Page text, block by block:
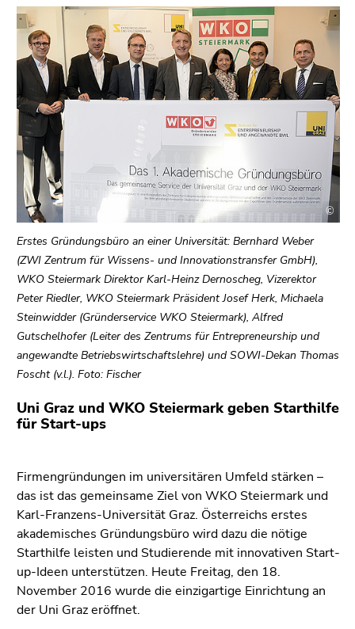
Sie diesen
Link.
Zum
Inhalt
(Zugriffstaste
1)
Zur
Positionsanzeige
(Zugriffstaste
2)
Zur
Hauptnavigation
(Zugriffstaste
3)
Zu
den
Zusatzinformationen
(Zugriffstaste
5)
Zu
den
Seiteneinstellungen
(Zugriffstaste
8)
Zur
Suche
(Zugriffstaste
9)
Seitenbereiche
©
Erstes Gründungsbüro an einer Universität: Bernhard Weber
(ZWI Zentrum für Wissens- und Innovationstransfer GmbH),
WKO Steiermark Direktor Karl-Heinz Dernoscheg, Vizerektor
Peter Riedler, WKO Steiermark Präsident Josef Herk, Michaela
Steinwidder (Gründerservice WKO Steiermark), Alfred
Gutschelhofer (Leiter des Zentrums für Entrepreneurship und
angewandte Betriebswirtschaftslehre) und SOWI-Dekan Thomas
Foscht (v.l.). Foto: Fischer
Uni Graz und WKO Steiermark geben Starthilfe
für Start-ups
Firmengründungen im universitären Umfeld stärken –
das ist das gemeinsame Ziel von WKO Steiermark und
Karl-Franzens-Universität Graz. Österreichs erstes
akademisches Gründungsbüro wird dazu die nötige
Starthilfe leisten und Studierende mit innovativen Start-
up-Ideen unterstützen. Heute Freitag, den 18.
November 2016 wurde die einzigartige Einrichtung an
der Uni Graz eröffnet.